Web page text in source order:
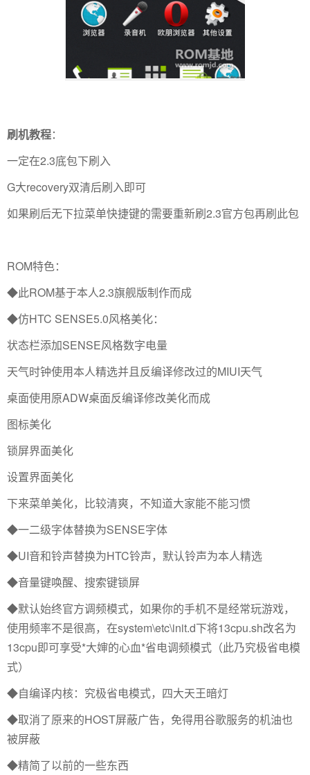
刷机教程：
一定在2.3底包下刷入
G大recovery双清后刷入即可
如果刷后无下拉菜单快捷键的需要重新刷2.3官方包再刷此包
ROM特色：
◆此ROM基于本人2.3旗舰版制作而成
◆仿HTC SENSE5.0风格美化：
状态栏添加SENSE风格数字电量
天气时钟使用本人精选并且反编译修改过的MIUI天气
桌面使用原ADW桌面反编译修改美化而成
图标美化
锁屏界面美化
设置界面美化
下来菜单美化，比较清爽，不知道大家能不能习惯
◆一二级字体替换为SENSE字体
◆UI音和铃声替换为HTC铃声，默认铃声为本人精选
◆音量键唤醒、搜索键锁屏
◆默认始终官方调频模式，如果你的手机不是经常玩游戏，
使用频率不是很高，在system\etc\init.d下将13cpu.sh改名为
13cpu即可享受*大婶的心血*省电调频模式（此乃究极省电模
式）
◆自编译内核：究极省电模式，四大天王暗灯
◆取消了原来的HOST屏蔽广告，免得用谷歌服务的机油也
被屏蔽
◆精简了以前的一些东西